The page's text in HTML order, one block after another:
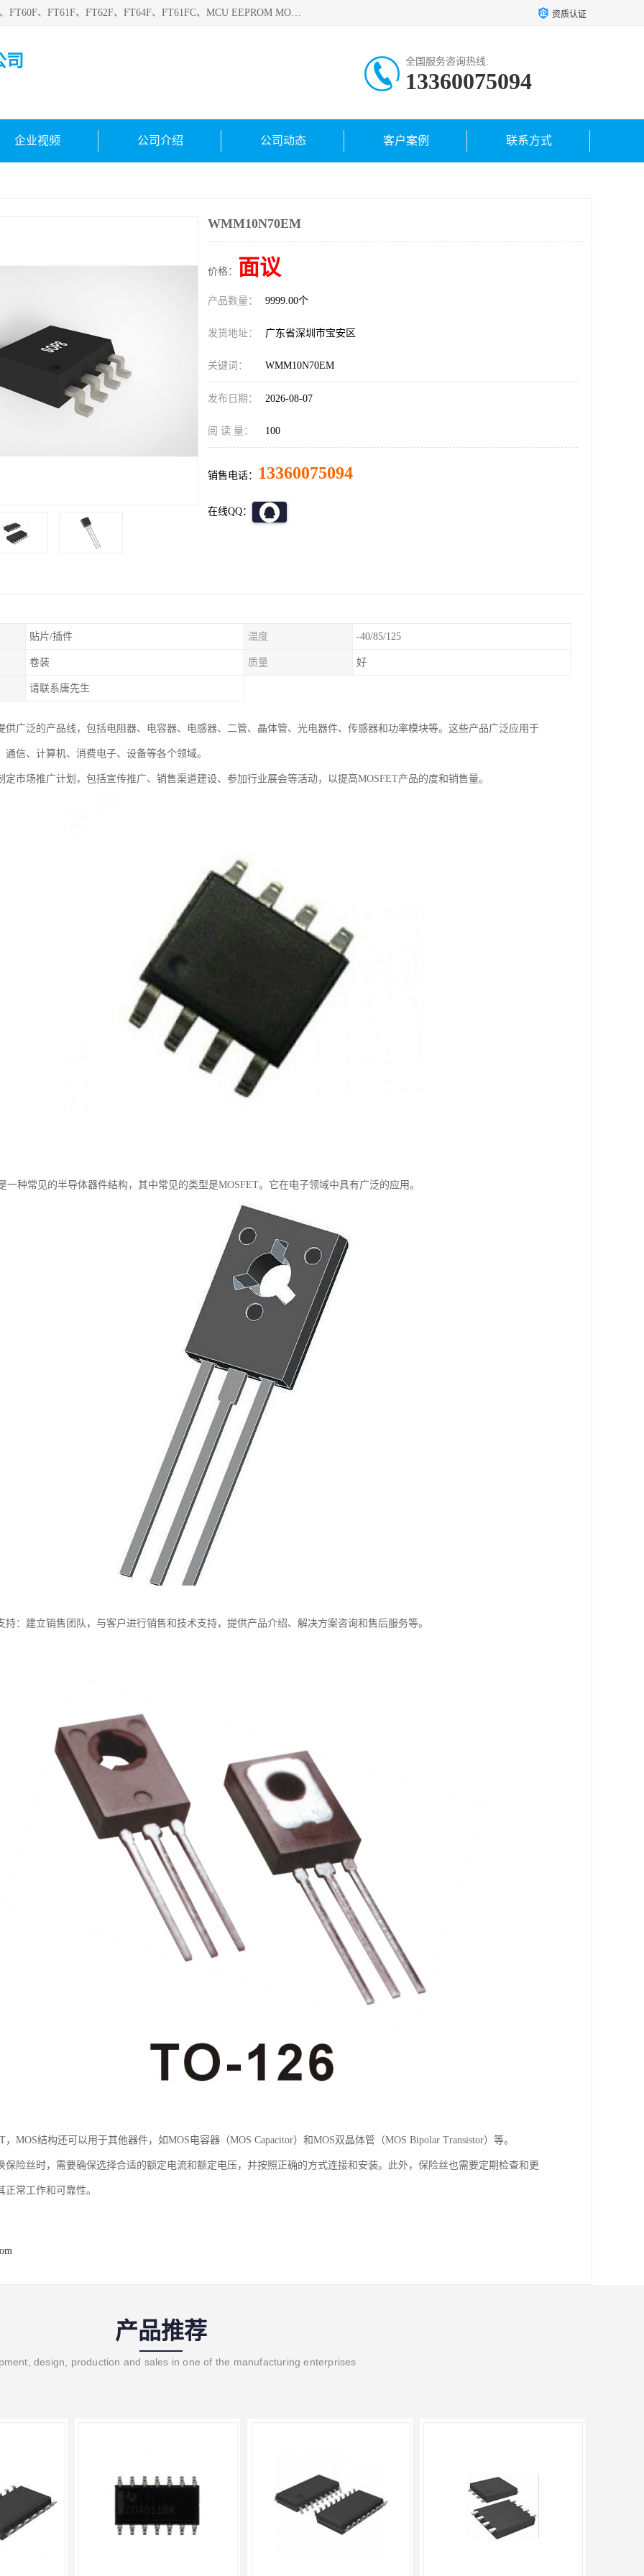
深圳悟芯电子科技有限公司目前主营的电子元器件型号FT32F、FT60F、FT61F、FT62F、FT64F、FT61FC、MCU EEPROM MOS LDO 稳压管 触摸IC DC-DC AC-DC 协议IC等，广泛应用于LED射灯、LED日光灯、等诸多领域。 资质认证
司 全国服务咨询热线:
13360075094
企业视频 公司介绍 公司动态 客户案例 联系方式
WMM10N70EM
价格： 面议
产品数量： 9999.00个
发货地址： 广东省深圳市宝安区
关键词： WMM10N70EM
发布日期： 2026-08-07
阅 读 量： 100
销售电话： 13360075094
在线QQ：
贴片/插件 温度 -40/85/125
卷装 质量 好
请联系唐先生
供广泛的产品线，包括电阻器、电容器、电感器、二管、晶体管、光电器件、传感器和功率模块等。这些产品广泛应用于
通信、计算机、消费电子、设备等各个领域。
定市场推广计划，包括宣传推广、销售渠道建设、参加行业展会等活动，以提高MOSFET产品的度和销售量。
一种常见的半导体器件结构，其中常见的类型是MOSFET。它在电子领域中具有广泛的应用。
持：建立销售团队，与客户进行销售和技术支持，提供产品介绍、解决方案咨询和售后服务等。
，MOS结构还可以用于其他器件，如MOS电容器（MOS Capacitor）和MOS双晶体管（MOS Bipolar Transistor）等。
保险丝时，需要确保选择合适的额定电流和额定电压，并按照正确的方式连接和安装。此外，保险丝也需要定期检查和更
正常工作和可靠性。
产品推荐
design, production and sales in one of the manufacturing enterprises